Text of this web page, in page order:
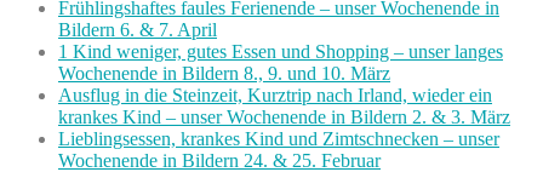
Frühlingshaftes faules Ferienende – unser Wochenende in
Bildern 6. & 7. April
1 Kind weniger, gutes Essen und Shopping – unser langes
Wochenende in Bildern 8., 9. und 10. März
Ausflug in die Steinzeit, Kurztrip nach Irland, wieder ein
krankes Kind – unser Wochenende in Bildern 2. & 3. März
Lieblingsessen, krankes Kind und Zimtschnecken – unser
Wochenende in Bildern 24. & 25. Februar